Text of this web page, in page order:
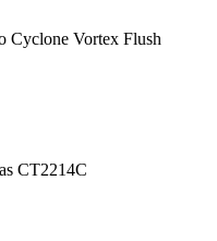
Cyclone Vortex Flush